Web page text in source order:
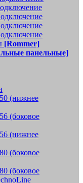
[Rommer]
панельные]
(нижнее
(боковое
(нижнее
(боковое
(боковое